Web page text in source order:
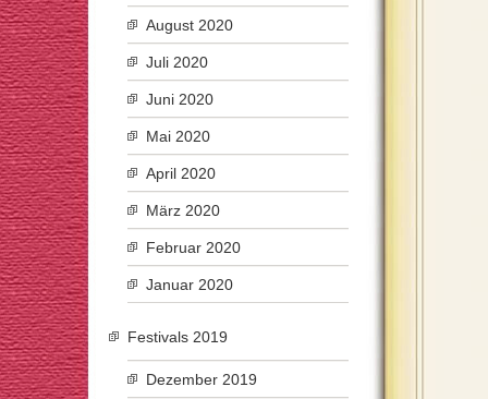
August 2020
Juli 2020
Juni 2020
Mai 2020
April 2020
März 2020
Februar 2020
Januar 2020
Festivals 2019
Dezember 2019